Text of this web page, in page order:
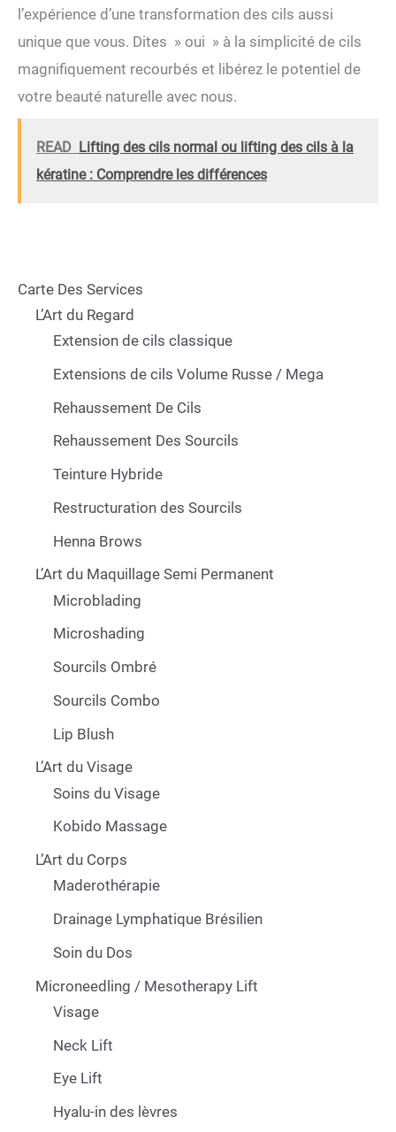
l’expérience d’une transformation des cils aussi
unique que vous. Dites » oui » à la simplicité de cils
magnifiquement recourbés et libérez le potentiel de
votre beauté naturelle avec nous.
READ Lifting des cils normal ou lifting des cils à la
kératine : Comprendre les différences
Carte Des Services
L’Art du Regard
Extension de cils classique
Extensions de cils Volume Russe / Mega
Rehaussement De Cils
Rehaussement Des Sourcils
Teinture Hybride
Restructuration des Sourcils
Henna Brows
L’Art du Maquillage Semi Permanent
Microblading
Microshading
Sourcils Ombré
Sourcils Combo
Lip Blush
L’Art du Visage
Soins du Visage
Kobido Massage
L’Art du Corps
Maderothérapie
Drainage Lymphatique Brésilien
Soin du Dos
Microneedling / Mesotherapy Lift
Visage
Neck Lift
Eye Lift
Hyalu-in des lèvres